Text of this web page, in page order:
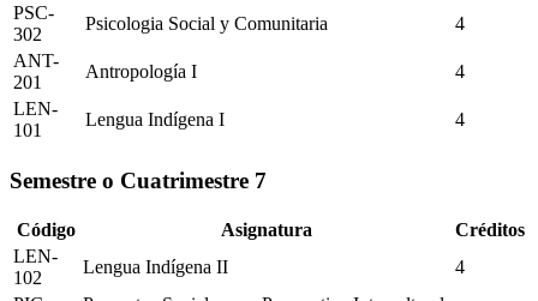
PSC-
302
Psicologia Social y Comunitaria
4
ANT-
201
Antropología I
4
LEN-
101
Lengua Indígena I 4
Semestre o Cuatrimestre 7
Código Asignatura
Créditos
LEN-
102
Lengua Indígena II
4